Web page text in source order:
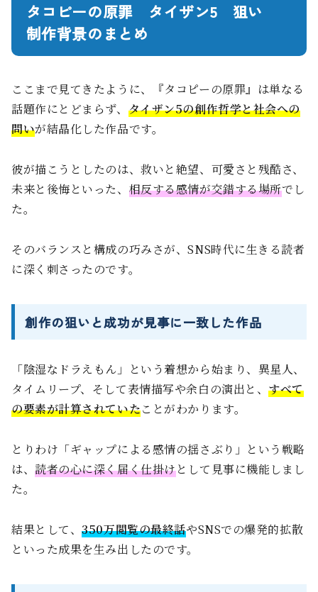
タコピーの原罪 タイザン5 狙い
制作背景のまとめ
ここまで見てきたように、『タコピーの原罪』は単なる
話題作にとどまらず、 タイザン5の創作哲学と社会への
問いが結晶化した作品です。
彼が描こうとしたのは、救いと絶望、可愛さと残酷さ、
未来と後悔といった、 相反する感情が交錯する場所でし
た。
そのバランスと構成の巧みさが、SNS時代に生きる読者
に深く刺さったのです。
創作の狙いと成功が見事に一致した作品
「陰湿なドラえもん」という着想から始まり、異星人、
タイムリープ、そして表情描写や余白の演出と、すべて
の要素が計算されていたことがわかります。
とりわけ「ギャップによる感情の揺さぶり」という戦略
は、読者の心に深く届く仕掛けとして見事に機能しまし
た。
結果として、350万閲覧の最終話やSNSでの爆発的拡散
といった成果を生み出したのです。